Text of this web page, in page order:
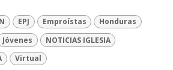
EPJ Emproístas
Honduras
Jóvenes
NOTICIAS IGLESIA
Virtual